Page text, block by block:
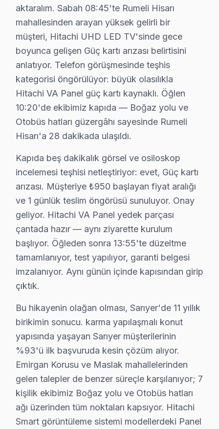
Bu sayfayla ilgili hizmet sayfaları:
↑ Hitachi Servis Ana Sayfası
↑ Sarıyer TV Servis Merkezi
Sarıyer Yakın İlçelerde Hitachi Servisi
· Bakırköy Hitachi
· Başakşehir Hitachi
· Bayrampaşa Hitachi
· Beşiktaş Hitachi
Sarıyer Diğer Marka Servisleri
· Sarıyer Sony
· Sarıyer Philips
· Sarıyer Hi-Level
· Sarıyer iFFALCON
Sarıyer Hitachi Servis: En Çok Sorulan
Sarıyer Hitachi televizyon tamirinde iki kritik bilgi:
aktaralım. Sabah 08:45'te Rumeli Hisarı
mahallesinden arayan yüksek gelirli bir
müşteri, Hitachi UHD LED TV'sinde gece
boyunca gelişen Güç kartı arızası belirtisini
anlatıyor. Telefon görüşmesinde teşhis
kategorisi öngörülüyor: büyük olasılıkla
Hitachi VA Panel güç kartı kaynaklı. Öğlen
10:20'de ekibimiz kapıda — Boğaz yolu ve
Otobüs hatları güzergâhı sayesinde Rumeli
Hisarı'a 28 dakikada ulaşıldı.
Kapıda beş dakikalık görsel ve osiloskop
incelemesi teşhisi netleştiriyor: evet, Güç kartı
arızası. Müşteriye ₺950 başlayan fiyat aralığı
ve 1 günlük teslim öngörüsü sunuluyor. Onay
geliyor. Hitachi VA Panel yedek parçası
çantada hazır — aynı ziyarette kurulum
başlıyor. Öğleden sonra 13:55'te düzeltme
tamamlanıyor, test yapılıyor, garanti belgesi
imzalanıyor. Aynı günün içinde kapısından girip
çıktık.
Bu hikayenin olağan olması, Sarıyer'de 11 yıllık
birikimin sonucu. karma yapılaşmalı konut
yapısında yaşayan Sarıyer müşterilerinin
%93'ü ilk başvuruda kesin çözüm alıyor.
Emirgan Korusu ve Maslak mahallelerinden
gelen talepler de benzer süreçle karşılanıyor; 7
kişilik ekibimiz Boğaz yolu ve Otobüs hatları
ağı üzerinden tüm noktaları kapsıyor. Hitachi
Smart görüntüleme sistemi modellerdeki Panel